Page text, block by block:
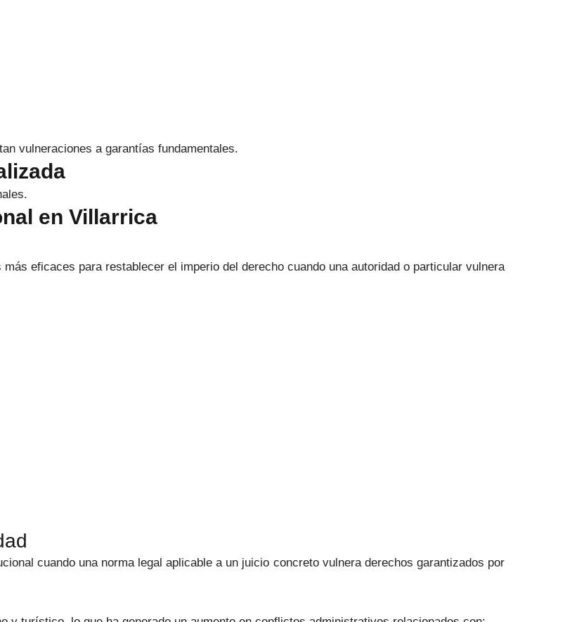
vulneraciones a garantías fundamentales.
en Villarrica
eficaces para restablecer el imperio del derecho cuando una autoridad o particular vulnera
cuando una norma legal aplicable a un juicio concreto vulnera derechos garantizados por